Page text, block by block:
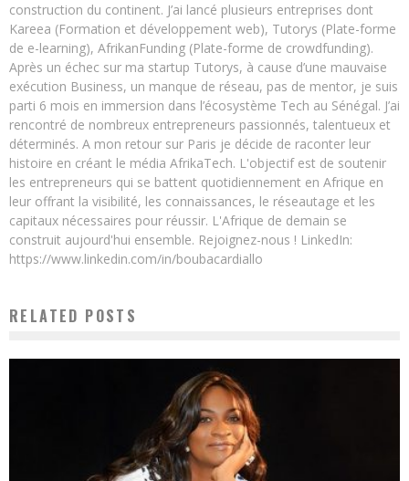
construction du continent. J’ai lancé plusieurs entreprises dont
Kareea (Formation et développement web), Tutorys (Plate-forme
de e-learning), AfrikanFunding (Plate-forme de crowdfunding).
Après un échec sur ma startup Tutorys, à cause d’une mauvaise
exécution Business, un manque de réseau, pas de mentor, je suis
parti 6 mois en immersion dans l’écosystème Tech au Sénégal. J’ai
rencontré de nombreux entrepreneurs passionnés, talentueux et
déterminés. A mon retour sur Paris je décide de raconter leur
histoire en créant le média AfrikaTech. L'objectif est de soutenir
les entrepreneurs qui se battent quotidiennement en Afrique en
leur offrant la visibilité, les connaissances, le réseautage et les
capitaux nécessaires pour réussir. L'Afrique de demain se
construit aujourd'hui ensemble. Rejoignez-nous ! LinkedIn:
https://www.linkedin.com/in/boubacardiallo
RELATED POSTS